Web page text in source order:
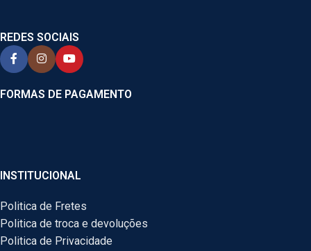
REDES SOCIAIS
FORMAS DE PAGAMENTO
INSTITUCIONAL
Politica de Fretes
Politica de troca e devoluções
Politica de Privacidade